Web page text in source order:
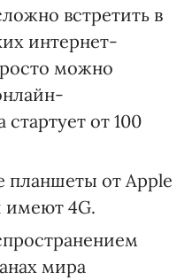
встретить в
интернет-
можно
от 100
от Apple
имеют 4G.
мира